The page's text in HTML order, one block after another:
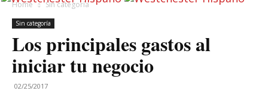
Home Sin categoría
Sin categoría
Los principales gastos al
iniciar tu negocio
02/25/2017